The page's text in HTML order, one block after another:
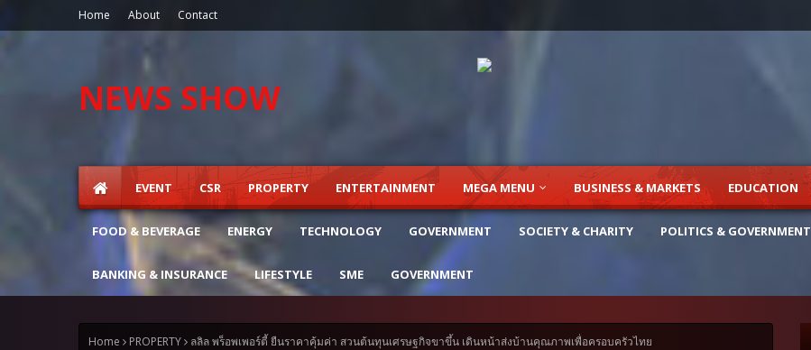
Home About Contact
NEWS SHOW
EVENT CSR PROPERTY ENTERTAINMENT MEGA MENU BUSINESS & MARKETS EDUCATION
FOOD & BEVERAGE ENERGY TECHNOLOGY GOVERNMENT SOCIETY & CHARITY POLITICS & GOVERNMENT
BANKING & INSURANCE LIFESTYLE SME GOVERNMENT
Home PROPERTY ลลิล พร็อพเพอร์ตี้ ยืนราคาคุ้มค่า สวนต้นทุนเศรษฐกิจขาขึ้น เดินหน้าส่งบ้านคุณภาพเพื่อครอบครัวไทย